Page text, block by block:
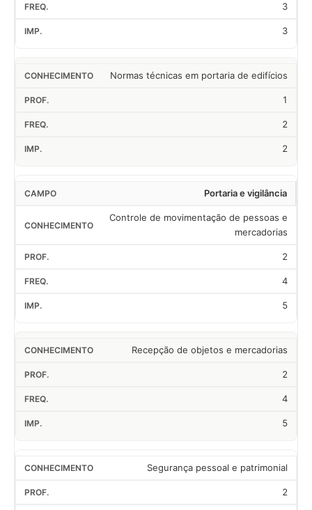
3
3
Normas técnicas em portaria de edifícios
1
2
2
Portaria e vigilância
Controle de movimentação de pessoas e
mercadorias
2
4
5
Recepção de objetos e mercadorias
2
4
5
Segurança pessoal e patrimonial
2